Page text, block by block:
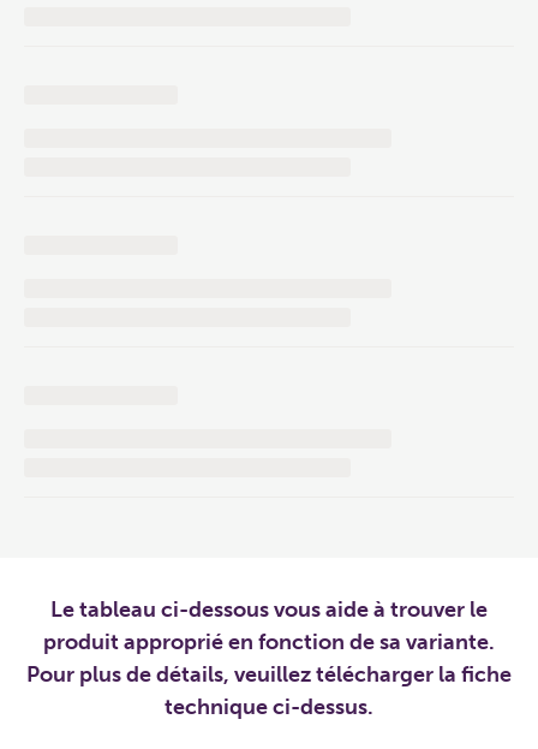
Le tableau ci-dessous vous aide à trouver le
produit approprié en fonction de sa variante.
Pour plus de détails, veuillez télécharger la fiche
technique ci-dessus.